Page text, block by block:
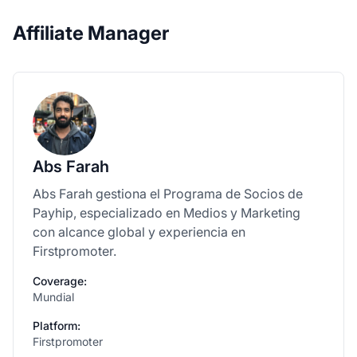
Affiliate Manager
Abs Farah
Abs Farah gestiona el Programa de Socios de
Payhip, especializado en Medios y Marketing
con alcance global y experiencia en
Firstpromoter.
Coverage:
Mundial
Platform:
Firstpromoter